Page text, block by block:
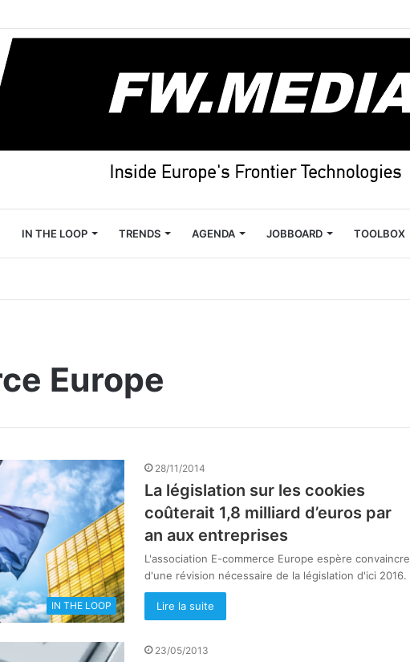
IN THE LOOP TRENDS AGENDA JOBBOARD TOOLBOX
Europe
IN THE LOOP
28/11/2014
La législation sur les cookies
coûterait 1,8 milliard d’euros par
an aux entreprises
L'association E-commerce Europe espère convaincre
d'une révision nécessaire de la législation d'ici 2016.
Lire la suite
23/05/2013